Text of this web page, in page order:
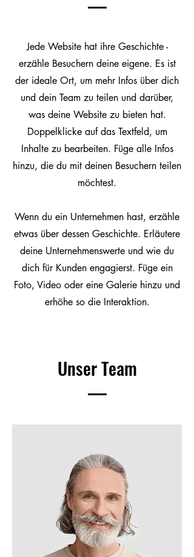
Jede Website hat ihre Geschichte -
erzähle Besuchern deine eigene. Es ist
der ideale Ort, um mehr Infos über dich
und dein Team zu teilen und darüber,
was deine Website zu bieten hat.
Doppelklicke auf das Textfeld, um
Inhalte zu bearbeiten. Füge alle Infos
hinzu, die du mit deinen Besuchern teilen
möchtest.
Wenn du ein Unternehmen hast, erzähle
etwas über dessen Geschichte. Erläutere
deine Unternehmenswerte und wie du
dich für Kunden engagierst. Füge ein
Foto, Video oder eine Galerie hinzu und
erhöhe so die Interaktion.
Unser Team